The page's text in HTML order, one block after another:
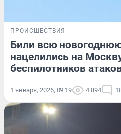
ПРОИСШЕСТВИЯ
Били всю
нацелились на
беспилотников
1 января, 2026, 09:19 4 894